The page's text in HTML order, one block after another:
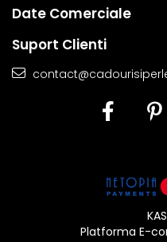
Date Comerciale
Suport Clienti
Platforma E-